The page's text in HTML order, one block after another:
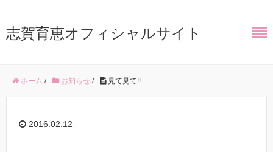
志賀育恵オフィシャルサイト
ホーム / お知らせ / 見て見て!!
2016.02.12